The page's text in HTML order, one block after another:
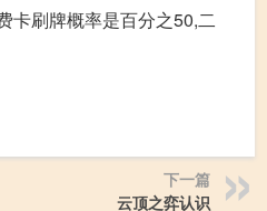
卡刷牌概率是百分之50,二
下一篇
云顶之弈认识